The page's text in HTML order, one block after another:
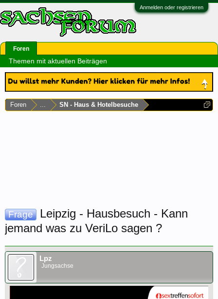
Anmelden oder registrieren
Foren ... SN - Haus & Hotelbesuche
Frage
Leipzig - Hausbesuch - Kann
jemand was zu VeriLo sagen ?
Lpz
Jungsachse
Foren
Themen mit aktuellen Beiträgen